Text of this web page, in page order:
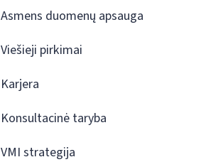
Asmens duomenų apsauga
Viešieji pirkimai
Karjera
Konsultacinė taryba
VMI strategija